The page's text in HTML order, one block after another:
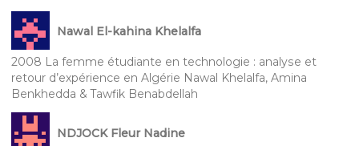
Nawal El-kahina Khelalfa
2008 La femme étudiante en technologie : analyse et
retour d’expérience en Algérie Nawal Khelalfa, Amina
Benkhedda & Tawfik Benabdellah
NDJOCK Fleur Nadine